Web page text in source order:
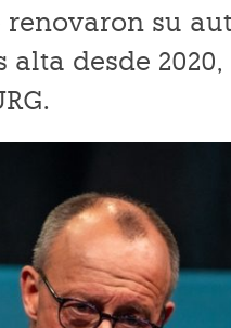
renovaron su
desde